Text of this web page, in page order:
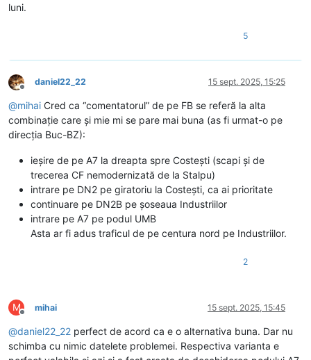
luni.
5
Deconectat
daniel22_22 15 sept. 2025, 15:25
@mihai Cred ca “comentatorul” de pe FB se referă la alta
combinație care și mie mi se pare mai buna (as fi urmat-o pe
direcția Buc-BZ):
ieșire de pe A7 la dreapta spre Costești (scapi și de
trecerea CF nemodernizată de la Stalpu)
intrare pe DN2 pe giratoriu la Costești, ca ai prioritate
continuare pe DN2B pe șoseaua Industriilor
intrare pe A7 pe podul UMB
Asta ar fi adus traficul de pe centura nord pe Industriilor.
2
M
Deconectat
mihai 15 sept. 2025, 15:45
@daniel22_22 perfect de acord ca e o alternativa buna. Dar nu
schimba cu nimic datelete problemei. Respectiva varianta e